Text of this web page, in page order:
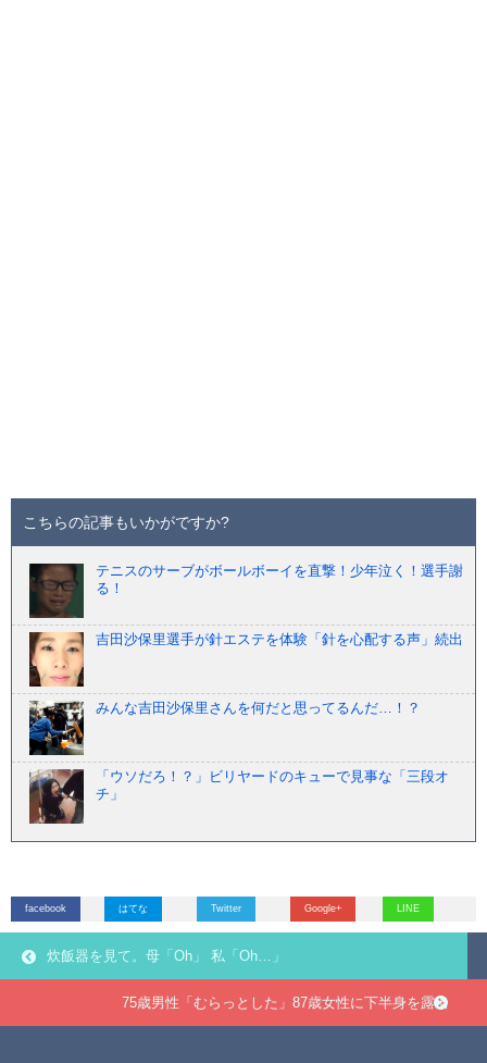
こちらの記事もいかがですか?
テニスのサーブがボールボーイを直撃！少年泣く！選手謝
る！
吉田沙保里選手が針エステを体験「針を心配する声」続出
みんな吉田沙保里さんを何だと思ってるんだ…！？
「ウソだろ！？」ビリヤードのキューで見事な「三段オ
チ」
facebook はてな Twitter Google+ LINE
炊飯器を見て。母「Oh」 私「Oh…」
75歳男性「むらっとした」87歳女性に下半身を露出